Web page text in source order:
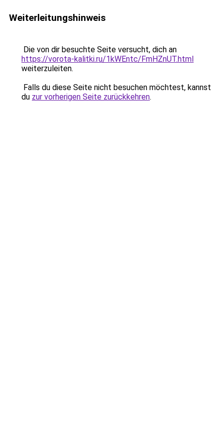
Weiterleitungshinweis
Die von dir besuchte Seite versucht, dich an
https://vorota-kalitki.ru/1kWEntc/FmHZnUT.html
weiterzuleiten.
Falls du diese Seite nicht besuchen möchtest, kannst
du zur vorherigen Seite zurückkehren.